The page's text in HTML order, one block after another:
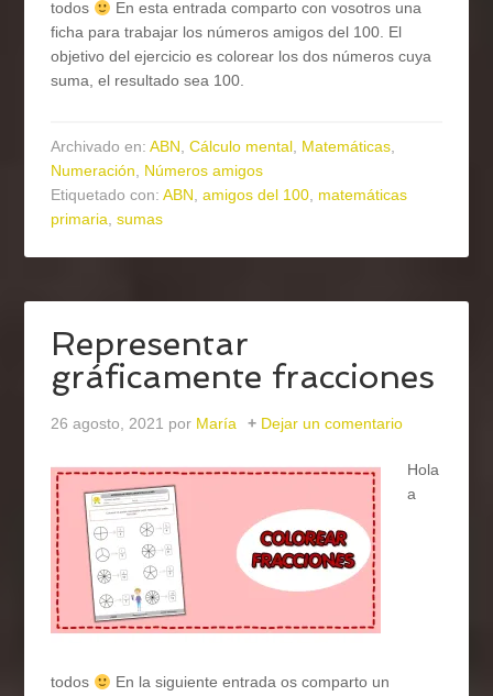
todos
En esta entrada comparto con vosotros una
ficha para trabajar los números amigos del 100. El
objetivo del ejercicio es colorear los dos números cuya
suma, el resultado sea 100.
Archivado en:ABN,Cálculo mental, Matemáticas,
Numeración, Números amigos
Etiquetado con:ABN,amigos del 100, matemáticas
primaria,sumas
Representar
gráficamente fracciones
26 agosto, 2021 por María Dejar un comentario
Hola
a
todos
En la siguiente entrada os comparto un